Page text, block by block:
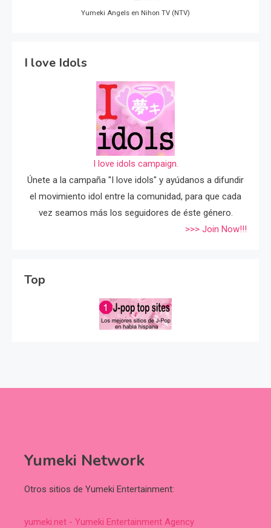
Yumeki Angels en Nihon TV (NTV)
I love Idols
I love idols campaign.
Únete a la campaña "I love idols" y ayúdanos a difundir
el movimiento idol entre la comunidad, para que cada
vez seamos más los seguidores de éste género.
>>> Join Now!!!
Top
Yumeki Network
Otros sitios de Yumeki Entertainment:
yumeki.net - Yumeki Entertainment Agency